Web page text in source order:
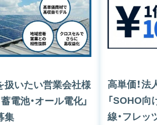
扱いたい営業会社様
蓄電池・オール電化」
集
高単価！法
「SOHO
線・フレッ